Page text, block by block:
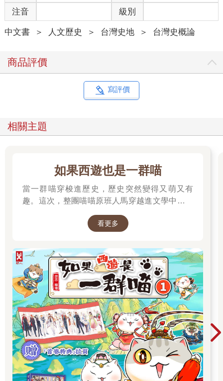
注音 級別
中文書 ＞ 人文歷史 ＞ 台灣史地 ＞ 台灣史概論
商品評價
寫評價
相關主題
如果西遊也是一群喵
當一群喵穿梭進歷史，歷史突然變得又萌又有
趣。這次，整團喵喵原班人馬穿越進文學中，開
看更多